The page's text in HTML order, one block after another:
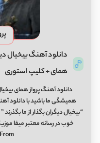
دانلود آهنگ بیخیال
همای + کلیپ استوری
دانلود آهنگ پرواز همای
همیشگی ما باشید با دانلود
[…]